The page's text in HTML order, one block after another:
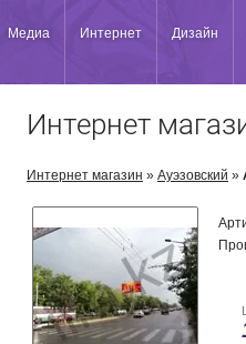
Медиа Интернет Дизайн
Интернет
Интернет магазин » Ауэзовский »